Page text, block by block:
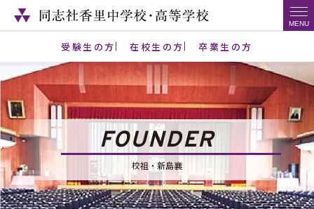
受験生の方 在校生の方 卒業生の方
FOUNDER
校祖・新島襄